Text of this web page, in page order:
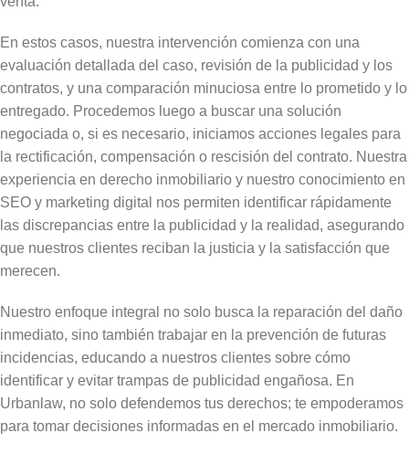
En estos casos, nuestra intervención comienza con una
evaluación detallada del caso, revisión de la publicidad y los
contratos, y una comparación minuciosa entre lo prometido y lo
entregado. Procedemos luego a buscar una solución
negociada o, si es necesario, iniciamos acciones legales para
la rectificación, compensación o rescisión del contrato. Nuestra
experiencia en derecho inmobiliario y nuestro conocimiento en
SEO y marketing digital nos permiten identificar rápidamente
las discrepancias entre la publicidad y la realidad, asegurando
que nuestros clientes reciban la justicia y la satisfacción que
merecen.
Nuestro enfoque integral no solo busca la reparación del daño
inmediato, sino también trabajar en la prevención de futuras
incidencias, educando a nuestros clientes sobre cómo
identificar y evitar trampas de publicidad engañosa. En
Urbanlaw, no solo defendemos tus derechos; te empoderamos
para tomar decisiones informadas en el mercado inmobiliario.